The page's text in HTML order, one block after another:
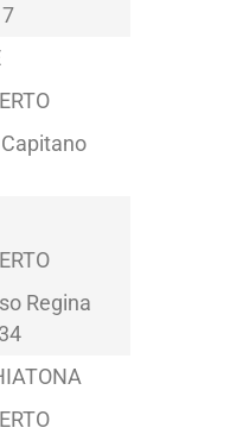
Regina